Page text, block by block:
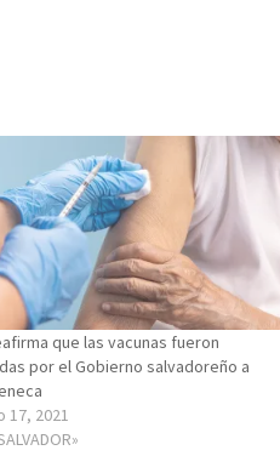
que las vacunas fueron
por el Gobierno salvadoreño a
17, 2021